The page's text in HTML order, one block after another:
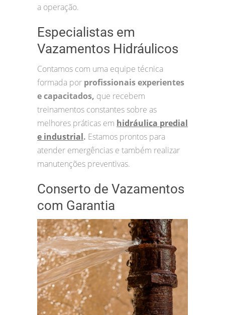
a operação.
Especialistas em
Vazamentos Hidráulicos
Contamos com uma equipe técnica
formada por profissionais experientes
e capacitados, que recebem
treinamentos constantes sobre as
melhores práticas em hidráulica predial
e industrial. Estamos prontos para
atender emergências e também realizar
manutenções preventivas.
Conserto de Vazamentos
com Garantia